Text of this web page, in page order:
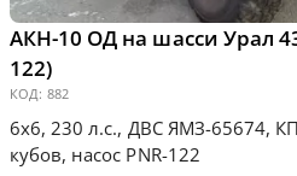
АКН-10 ОД на шасси Урал
122)
КОД: 882
6х6, 230 л.с., ДВС ЯМЗ-65674,
кубов, насос PNR-122